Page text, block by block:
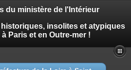
du ministère de l'Intérieur
insolites et atypiques
Paris et en Outre-mer !